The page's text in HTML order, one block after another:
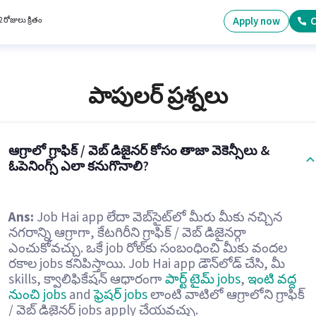
విభాగంలో గ్రాఫిక్ డిజైనర్ గా చేరండి.
రోజులు క్రితం Apply now
పాపులర్ ప్రశ్నలు
ఆగ్రాలో గ్రాఫిక్ / వెబ్ డిజైనర్ కోసం తాజా వెకెన్సీలు &
ఓపెనింగ్స్ ఎలా కనుగొనాలి?
Ans: Job Hai app లేదా వెబ్‌సైట్‌లో మీరు మీకు నచ్చిన
నగరాన్ని ఆగ్రాగా, కేటగిరీని గ్రాఫిక్ / వెబ్ డిజైనర్గా
ఎంచుకోవచ్చు. ఒకే job రోల్‌కు సంబంధించి మీకు వందల
రకాల jobs కనిపిస్తాయి. Job Hai app డౌన్‌లోడ్ చేసి, మీ
skills, క్వాలిఫికేషన్ ఆధారంగాపార్ట్ టైమ్ jobs,ఇంటి వద్ద
నుంచి jobsandఫ్రెషర్ jobsలాంటి వాటిలో ఆగ్రాలోని గ్రాఫిక్
/ వెబ్ డిజైనర్ jobs apply చేయవచ్చు.